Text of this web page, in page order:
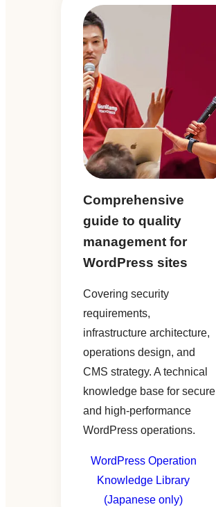
Comprehensive
guide to quality
management for
WordPress sites
Covering security
requirements,
infrastructure architecture,
operations design, and
CMS strategy. A technical
knowledge base for secure
and high-performance
WordPress operations.
WordPress Operation
Knowledge Library
(Japanese only)